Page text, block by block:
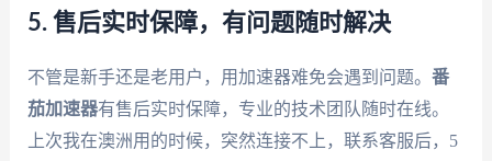
5. 售后实时保障，有问题随时解决
不管是新手还是老用户，用加速器难免会遇到问题。 番
茄加速器有售后实时保障，专业的技术团队随时在线。
上次我在澳洲用的时候，突然连接不上，联系客服后，5